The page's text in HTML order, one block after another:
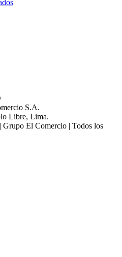
S.A.
Libre, Lima.
El Comercio | Todos los